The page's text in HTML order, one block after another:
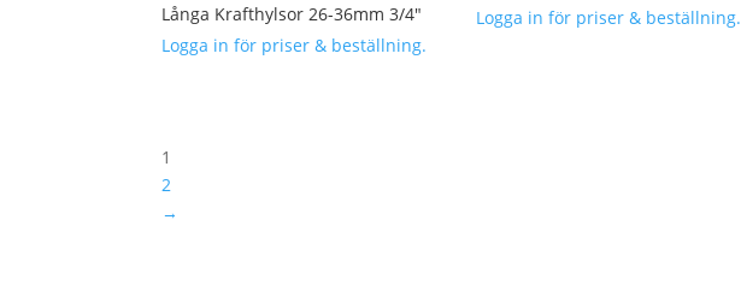
Långa Krafthylsor 26-36mm 3/4″
Logga in för priser & beställning.
Logga in för priser & beställning.
1
2
→